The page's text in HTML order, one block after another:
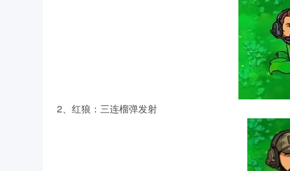
2、红狼：三连榴弹发射